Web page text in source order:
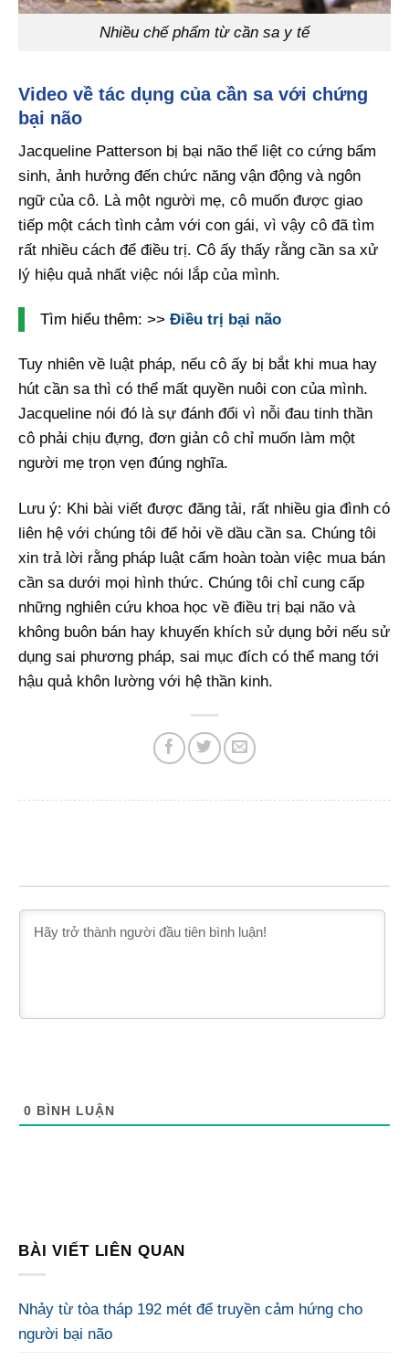
Nhiều chế phẩm từ cần sa y tế
Video về tác dụng của cần sa với chứng
bại não
Jacqueline Patterson bị bại não thể liệt co cứng bẩm
sinh, ảnh hưởng đến chức năng vận động và ngôn
ngữ của cô. Là một người mẹ, cô muốn được giao
tiếp một cách tình cảm với con gái, vì vậy cô đã tìm
rất nhiều cách để điều trị. Cô ấy thấy rằng cần sa xử
lý hiệu quả nhất việc nói lắp của mình.
Tìm hiểu thêm: >> Điều trị bại não
Tuy nhiên về luật pháp, nếu cô ấy bị bắt khi mua hay
hút cần sa thì có thể mất quyền nuôi con của mình.
Jacqueline nói đó là sự đánh đổi vì nỗi đau tinh thần
cô phải chịu đựng, đơn giản cô chỉ muốn làm một
người mẹ trọn vẹn đúng nghĩa.
Lưu ý: Khi bài viết được đăng tải, rất nhiều gia đình có
liên hệ với chúng tôi để hỏi về dầu cần sa. Chúng tôi
xin trả lời rằng pháp luật cấm hoàn toàn việc mua bán
cần sa dưới mọi hình thức. Chúng tôi chỉ cung cấp
những nghiên cứu khoa học về điều trị bại não và
không buôn bán hay khuyến khích sử dụng bởi nếu sử
dụng sai phương pháp, sai mục đích có thể mang tới
hậu quả khôn lường với hệ thần kinh.
0 BÌNH LUẬN
BÀI VIẾT LIÊN QUAN
Nhảy từ tòa tháp 192 mét để truyền cảm hứng cho
người bại não